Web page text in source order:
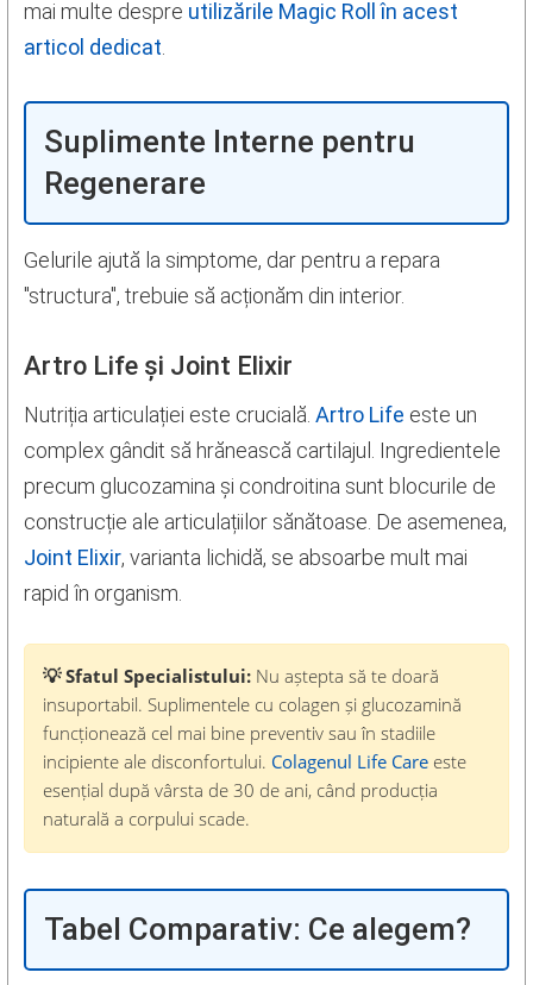
mai multe despre utilizările Magic Roll în acest
articol dedicat
Suplimente Interne pentru
Regenerare
Gelurile ajută la simptome, dar pentru a repara
"structura", trebuie să acționăm din interior.
Artro Life și Joint Elixir
Nutriția articulației este crucială.Artro Life este un
complex gândit să hrănească cartilajul. Ingredientele
precum glucozamina și condroitina sunt blocurile de
construcție ale articulațiilor sănătoase. De asemenea,
Joint Elixir, varianta lichidă, se absoarbe mult mai
rapid în organism.
💡 Sfatul Specialistului: Nu aștepta să te doară
insuportabil. Suplimentele cu colagen și glucozamină
funcționează cel mai bine preventiv sau în stadiile
incipiente ale disconfortului. Colagenul Life Care este
esențial după vârsta de 30 de ani, când producția
naturală a corpului scade.
Tabel Comparativ: Ce alegem?